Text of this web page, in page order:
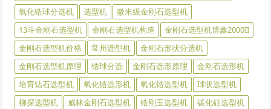
氧化锆球分选机
选型机
微米级金刚石选型机
13斗金刚石选型机
金刚石选型机构造
金刚石选型机博鑫2000II
金刚石选型机价格
常州选型机
金刚石形状分选机
金刚石选型机原理
锆球分选 金刚石选形原理
金刚石选形机
培育钻石选型机
氧化锆选形机 氧化锆选型机
球状选型机
柳探选型机
威林金刚石选型机 锆刚玉选型机 碳化硅选型机